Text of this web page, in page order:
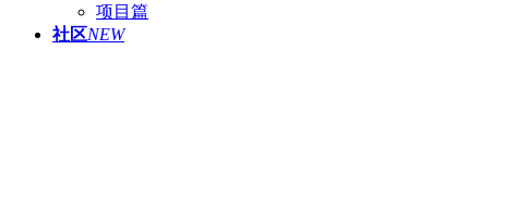
项目篇
社区NEW